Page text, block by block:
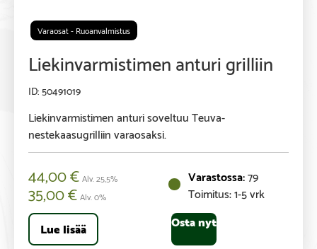
Varaosat - Ruoanvalmistus
Liekinvarmistimen anturi grilliin
50491019
Liekinvarmistimen anturi soveltuu Teuva-
nestekaasugrilliin varaosaksi.
79
Toimitus: 1-5 vrk
44,00€Alv. 25,5%
35,00€Alv. 0%
Lue lisää Osta nyt